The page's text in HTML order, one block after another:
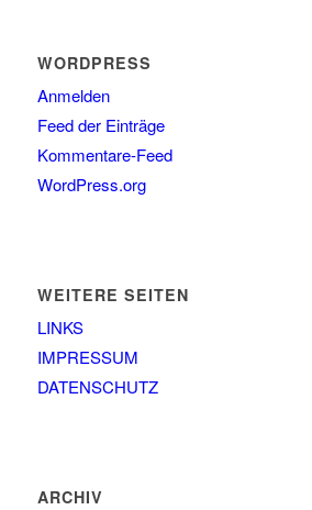
WORDPRESS
Anmelden
Feed der Einträge
Kommentare-Feed
WordPress.org
WEITERE SEITEN
LINKS
IMPRESSUM
DATENSCHUTZ
ARCHIV